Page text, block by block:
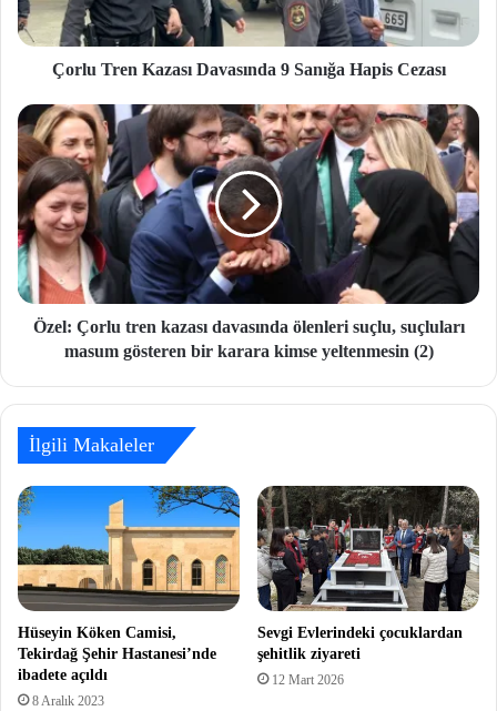
Çorlu Tren Kazası Davasında 9 Sanığa Hapis Cezası
Özel: Çorlu tren kazası davasında ölenleri suçlu, suçluları
masum gösteren bir karara kimse yeltenmesin (2)
İlgili Makaleler
Hüseyin Köken Camisi,
Tekirdağ Şehir Hastanesi’nde
ibadete açıldı
8 Aralık 2023
Sevgi Evlerindeki çocuklardan
şehitlik ziyareti
12 Mart 2026